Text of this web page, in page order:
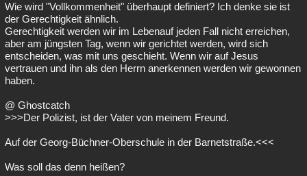
Wie wird "Vollkommenheit" überhaupt definiert? Ich denke sie ist
der Gerechtigkeit ähnlich.
Gerechtigkeit werden wir im Lebenauf jeden Fall nicht erreichen,
aber am jüngsten Tag, wenn wir gerichtet werden, wird sich
entscheiden, was mit uns geschieht. Wenn wir auf Jesus
vertrauen und ihn als den Herrn anerkennen werden wir gewonnen
haben.
@ Ghostcatch
>>>Der Polizist, ist der Vater von meinem Freund.
Auf der Georg-Büchner-Oberschule in der Barnetstraße.<<<
Was soll das denn heißen?